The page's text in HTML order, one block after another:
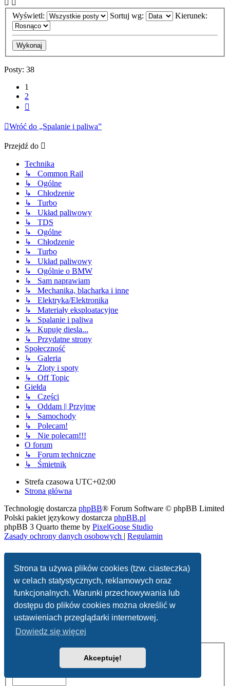
Strona ta używa plików cookies (tzw. ciasteczka)
w celach statystycznych, reklamowych oraz
funkcjonalnych. Warunki przechowywania lub
dostępu do plików cookies można określić w
ustawieniach przeglądarki internetowej.
Dowiedz się więcej
Akceptuję!
Wyświetl: Sortuj wg: Kierunek:
Posty: 38
1
2
Wróć do „Spalanie i paliwa”
Przejdź do
Technika
↳ Common Rail
↳ Ogólne
↳ Chłodzenie
↳ Turbo
↳ Układ paliwowy
↳ TDS
↳ Ogólne
↳ Chłodzenie
↳ Turbo
↳ Układ paliwowy
↳ Ogólnie o BMW
↳ Sam naprawiam
↳ Mechanika, blacharka i inne
↳ Elektryka/Elektronika
↳ Materiały eksploatacyjne
↳ Spalanie i paliwa
↳ Kupuję diesla...
↳ Przydatne strony
Społeczność
↳ Galeria
↳ Zloty i spoty
↳ Off Topic
Giełda
↳ Części
↳ Oddam || Przyjmę
↳ Samochody
↳ Polecam!
↳ Nie polecam!!!
O forum
↳ Forum techniczne
↳ Śmietnik
Strefa czasowa UTC+02:00
Strona główna
Technologię dostarcza phpBB® Forum Software © phpBB Limited
Polski pakiet językowy dostarcza phpBB.pl
phpBB 3 Quarto theme by PixelGoose Studio
Zasady ochrony danych osobowych | Regulamin
Usuń ciasteczka witryny
Kontakt z nami
Nazwa użytkownika: